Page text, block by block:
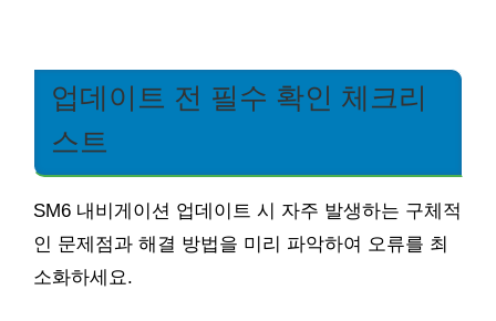
업데이트 전 필수 확인 체크리
스트
SM6 내비게이션 업데이트 시 자주 발생하는 구체적
인 문제점과 해결 방법을 미리 파악하여 오류를 최
소화하세요.